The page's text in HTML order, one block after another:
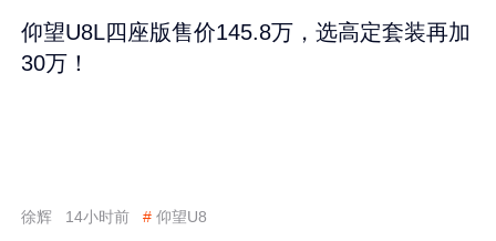
仰望U8L四座版售价145.8万，选高定套装再加
30万！
徐辉 14小时前 # 仰望U8